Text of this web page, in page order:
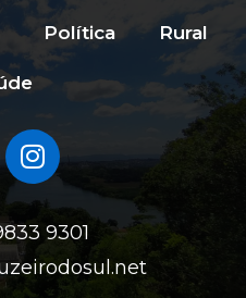
Política Rural
9301